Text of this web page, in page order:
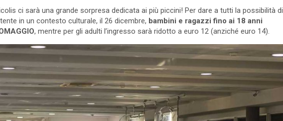
ci sarà una grande sorpresa dedicata ai più piccini! Per dare a tutti la possibilità di
in un contesto culturale, il 26 dicembre, bambini e ragazzi fino ai 18 anni
, mentre per gli adulti l’ingresso sarà ridotto a euro 12 (anziché euro 14).